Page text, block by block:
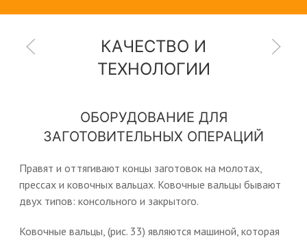
КАЧЕСТВО И
ТЕХНОЛОГИИ
ОБОРУДОВАНИЕ ДЛЯ
ЗАГОТОВИТЕЛЬНЫХ ОПЕРАЦИЙ
Правят и оттягивают концы заготовок на молотах,
прессах и ковочных вальцах. Ковочные вальцы бывают
двух типов: консольного и закрытого.
Ковочные вальцы, (рис. 33) являются машиной, которая